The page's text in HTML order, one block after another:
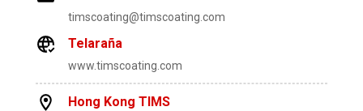
timscoating@timscoating.com
Telaraña
www.timscoating.com
Hong Kong TIMS